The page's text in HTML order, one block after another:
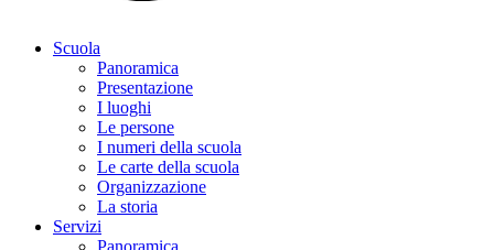
Scuola
Panoramica
Presentazione
I luoghi
Le persone
I numeri della scuola
Le carte della scuola
Organizzazione
La storia
Servizi
Panoramica